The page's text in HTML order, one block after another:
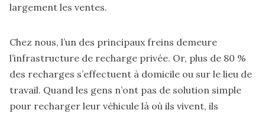
largement les ventes.
Chez nous, l’un des principaux freins demeure
l’infrastructure de recharge privée. Or, plus de 80 %
des recharges s’effectuent à domicile ou sur le lieu de
travail. Quand les gens n’ont pas de solution simple
pour recharger leur véhicule là où ils vivent, ils